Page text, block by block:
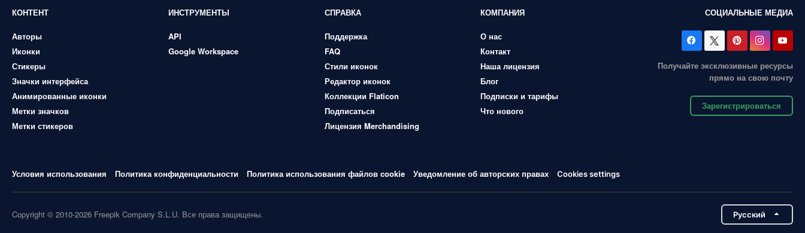
КОНТЕНТ
Авторы
Иконки
Стикеры
Значки интерфейса
Анимированные иконки
Метки значков
Метки стикеров
ИНСТРУМЕНТЫ
API
Google Workspace
СПРАВКА
Поддержка
FAQ
Стили иконок
Редактор иконок
Коллекции Flaticon
Подписаться
Лицензия Merchandising
КОМПАНИЯ
О нас
Контакт
Наша лицензия
Блог
Подписки и тарифы
Что нового
СОЦИАЛЬНЫЕ МЕДИА
Получайте эксклюзивные ресурсы
прямо на свою почту
Зарегистрироваться
Условия использования Политика конфиденциальности Политика использования файлов cookie Уведомление об авторских правах Cookies settings
Copyright © 2010-2026 Freepik Company S.L.U. Все права защищены. Pусский